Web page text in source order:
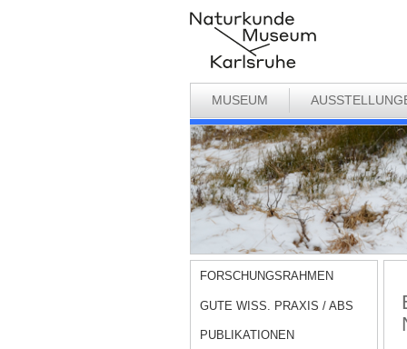
MUSEUM
FORSCHUNGSRAHMEN
GUTE WISS. PRAXIS / ABS
PUBLIKATIONEN